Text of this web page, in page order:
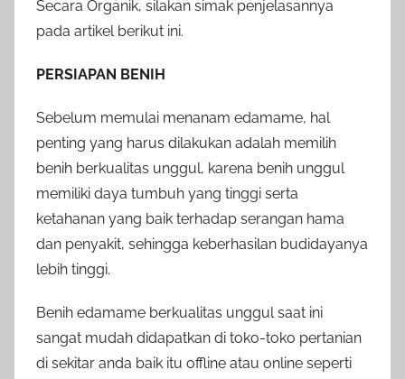
Secara Organik, silakan simak penjelasannya
pada artikel berikut ini.
PERSIAPAN BENIH
Sebelum memulai menanam edamame, hal
penting yang harus dilakukan adalah memilih
benih berkualitas unggul, karena benih unggul
memiliki daya tumbuh yang tinggi serta
ketahanan yang baik terhadap serangan hama
dan penyakit, sehingga keberhasilan budidayanya
lebih tinggi.
Benih edamame berkualitas unggul saat ini
sangat mudah didapatkan di toko-toko pertanian
di sekitar anda baik itu offline atau online seperti